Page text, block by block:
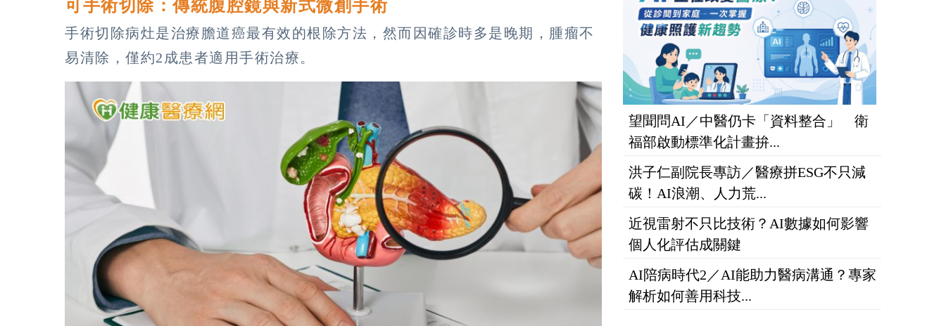
可手術切除：傳統腹腔鏡與新式微創手術
手術切除病灶是治療膽道癌最有效的根除方法，然而因確診時多是晚期，腫瘤不
易清除，僅約2成患者適用手術治療。
望聞問AI／中醫仍卡「資料整合」 衛
福部啟動標準化計畫拚...
洪子仁副院長專訪／醫療拼ESG不只減
碳！AI浪潮、人力荒...
近視雷射不只比技術？AI數據如何影響
個人化評估成關鍵
AI陪病時代2／AI能助力醫病溝通？專家
解析如何善用科技...